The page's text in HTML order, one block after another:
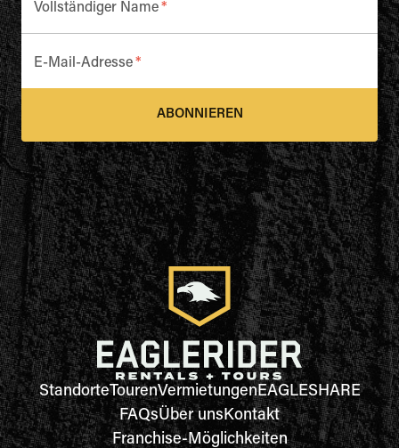
Vollständiger Name*
E-Mail-Adresse*
ABONNIEREN
StandorteTourenVermietungenEAGLESHARE
FAQsÜber unsKontakt
Franchise-Möglichkeiten